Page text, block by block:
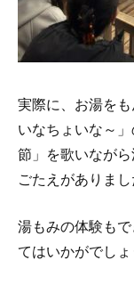
実際に、お湯を
いなちょいな～
節」を歌いなが
ごたえがありまし
湯もみの体験も
てはいかがでしょ